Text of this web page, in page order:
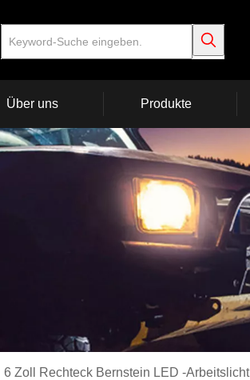
Über uns Produkte
6 Zoll Rechteck Bernstein LED -Arbeitslicht